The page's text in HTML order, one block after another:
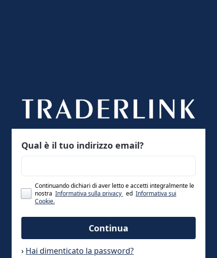
Qual è il tuo indirizzo email?
Continuando dichiari di aver letto e accetti integralmente le
nostra Informativa sulla privacy ed Informativa sui
Cookie.
Continua
› Hai dimenticato la password?